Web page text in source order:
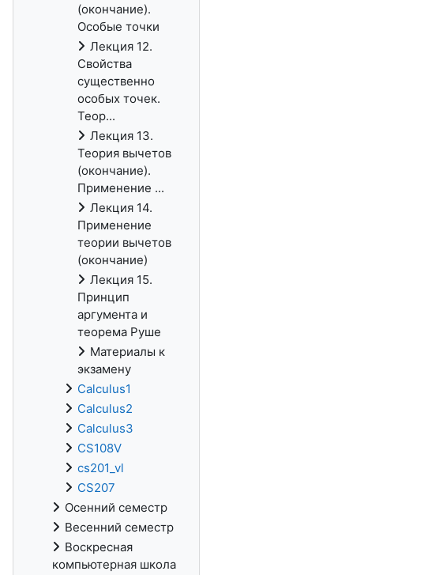
(окончание).
Особые точки
Лекция 12.
Свойства
существенно
особых точек.
Теор...
Лекция 13.
Теория вычетов
(окончание).
Применение ...
Лекция 14.
Применение
теории вычетов
(окончание)
Лекция 15.
Принцип
аргумента и
теорема Руше
Материалы к
экзамену
Calculus1
Calculus2
Calculus3
CS108V
cs201_vl
CS207
Осенний семестр
Весенний семестр
Воскресная
компьютерная школа